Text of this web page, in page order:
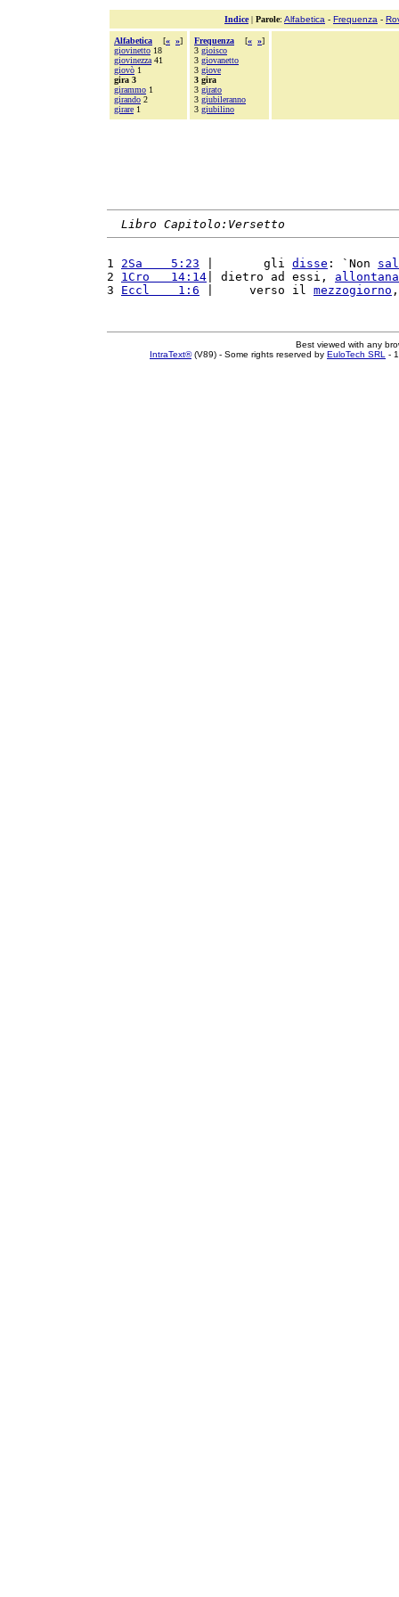
Indice| Parole: Alfabetica - Frequenza -
Alfabetica [« »]
giovinetto 18
giovinezza 41
giovò 1
gira 3
girammo 1
girando 2
girare 1
Frequenza [« »]
3 gioisco
3 giovanetto
3 giove
3 gira
3 girato
3 giubileranno
3 giubilino
Libro Capitolo:Versetto
1 2Sa    5:23 |       gli disse : `Non
2 1Cro   14:14 | dietro ad essi,
3 Eccl    1:6 |     verso il mezzogiorno
Best viewed with any
IntraText®(V89) - Some rights reserved by EuloTech SRL -